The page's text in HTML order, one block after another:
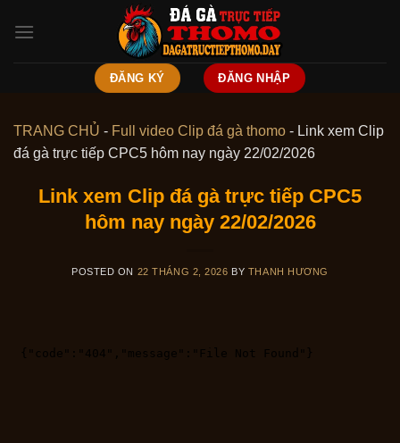
ĐĂNG KÝ ĐĂNG NHẬP
TRANG CHỦ - Full video Clip đá gà thomo - Link xem Clip
đá gà trực tiếp CPC5 hôm nay ngày 22/02/2026
Link xem Clip đá gà trực tiếp CPC5
hôm nay ngày 22/02/2026
POSTED ON 22 THÁNG 2, 2026 BY THANH HƯƠNG